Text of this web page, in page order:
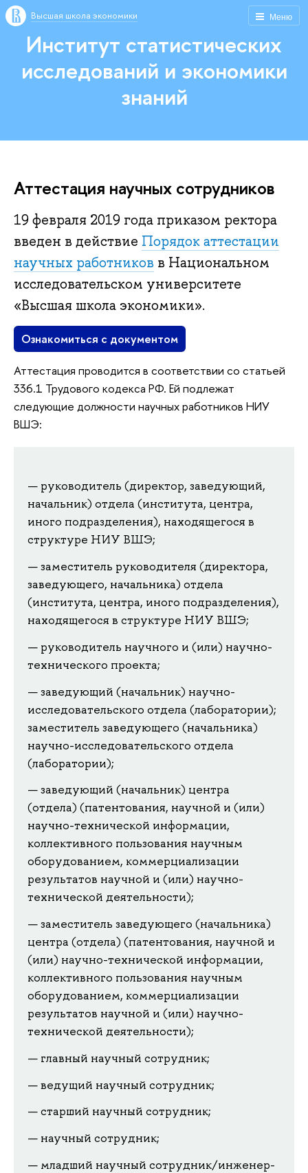
Меню
Высшая школа экономики
Институт статистических
исследований и экономики
знаний
Аттестация научных сотрудников
19 февраля 2019 года приказом ректора
введен в действие Порядок аттестации
научных работников в Национальном
исследовательском университете
«Высшая школа экономики».
Ознакомиться с документом
Аттестация проводится в соответствии со статьей
336.1 Трудового кодекса РФ. Ей подлежат
следующие должности научных работников НИУ
ВШЭ:
руководитель (директор, заведующий,
начальник) отдела (института, центра,
иного подразделения), находящегося в
структуре НИУ ВШЭ;
заместитель руководителя (директора,
заведующего, начальника) отдела
(института, центра, иного подразделения),
находящегося в структуре НИУ ВШЭ;
руководитель научного и (или) научно-
технического проекта;
заведующий (начальник) научно-
исследовательского отдела (лаборатории);
заместитель заведующего (начальника)
научно-исследовательского отдела
(лаборатории);
заведующий (начальник) центра
(отдела) (патентования, научной и (или)
научно-технической информации,
коллективного пользования научным
оборудованием, коммерциализации
результатов научной и (или) научно-
технической деятельности);
заместитель заведующего (начальника)
центра (отдела) (патентования, научной и
(или) научно-технической информации,
коллективного пользования научным
оборудованием, коммерциализации
результатов научной и (или) научно-
технической деятельности);
главный научный сотрудник;
ведущий научный сотрудник;
старший научный сотрудник;
научный сотрудник;
младший научный сотрудник/инженер-